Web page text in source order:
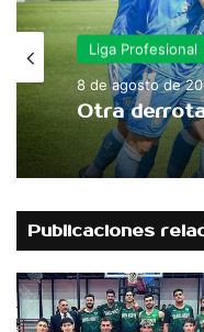
Liga Profesional
8 de agosto de
Otra
Publicaciones